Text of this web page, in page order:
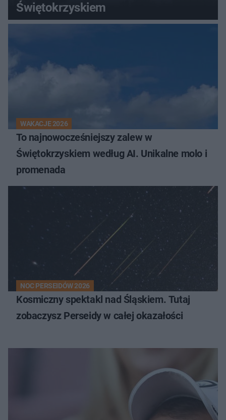
Świętokrzyskiem
WAKACJE 2026
To najnowocześniejszy zalew w
Świętokrzyskiem według AI. Unikalne molo i
promenada
NOC PERSEIDÓW 2026
Kosmiczny spektakl nad Śląskiem. Tutaj
zobaczysz Perseidy w całej okazałości